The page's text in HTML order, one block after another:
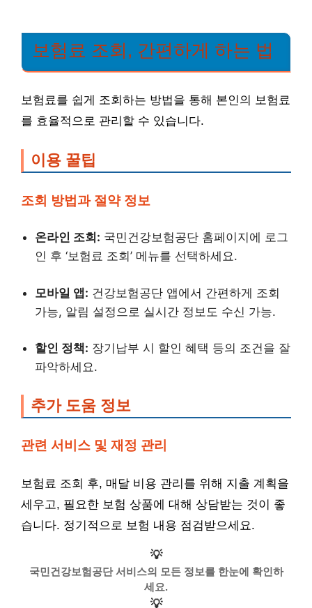
보험료 조회, 간편하게 하는 법
보험료를 쉽게 조회하는 방법을 통해 본인의 보험료
를 효율적으로 관리할 수 있습니다.
이용 꿀팁
조회 방법과 절약 정보
온라인 조회: 국민건강보험공단 홈페이지에 로그
인 후 ‘보험료 조회’ 메뉴를 선택하세요.
모바일 앱: 건강보험공단 앱에서 간편하게 조회
가능, 알림 설정으로 실시간 정보도 수신 가능.
할인 정책: 장기납부 시 할인 혜택 등의 조건을 잘
파악하세요.
추가 도움 정보
관련 서비스 및 재정 관리
보험료 조회 후, 매달 비용 관리를 위해 지출 계획을
세우고, 필요한 보험 상품에 대해 상담받는 것이 좋
습니다. 정기적으로 보험 내용 점검받으세요.
💡
국민건강보험공단 서비스의 모든 정보를 한눈에 확인하
세요.
💡